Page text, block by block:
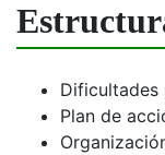
Dificultades
Plan de